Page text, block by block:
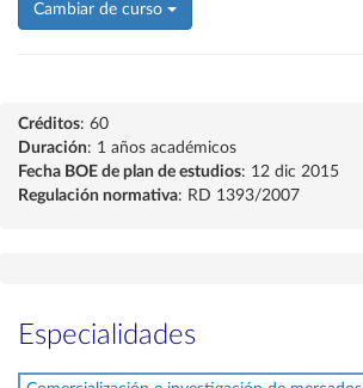
Cambiar de curso
Créditos: 60
Duración: 1 años académicos
Fecha BOE de plan de estudios: 12 dic 2015
Regulación normativa: RD 1393/2007
Especialidades